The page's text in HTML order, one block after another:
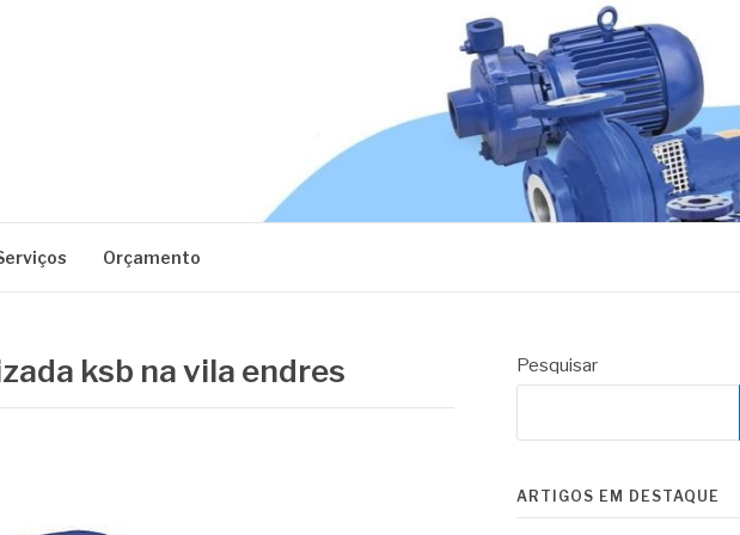
Orçamento
ksb na vila endres Pesquisar
ARTIGOS EM DESTAQUE